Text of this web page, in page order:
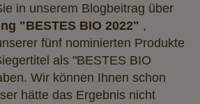
in unserem Blogbeitrag über
"BESTES BIO 2022" ,
fünf nominierten Produkte
als "BESTES BIO
Wir können Ihnen schon
hätte das Ergebnis nicht